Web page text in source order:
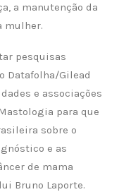
a manutenção da
mulher.
pesquisas
Datafolha/Gilead
e associações
para que
sobre o
e as
de mama
Bruno Laporte.